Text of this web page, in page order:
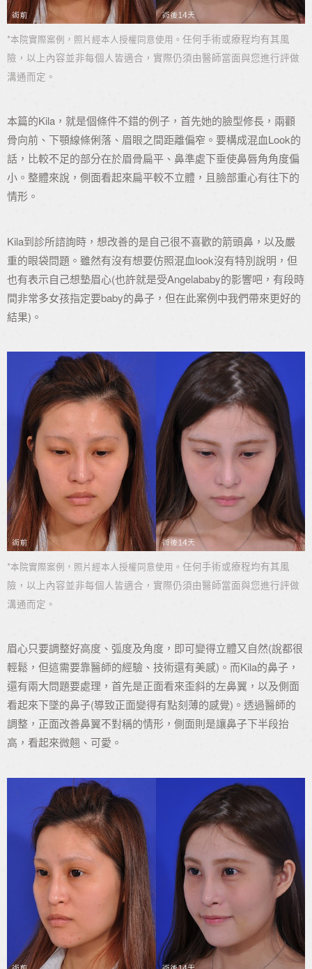
*本院實際案例，照片經本人授權同意使用。 任何手術或療程均有其風
險，以上內容並非每個人皆適合，實際仍須由醫師當面與您進行評做
溝通而定。
本篇的Kila，就是個條件不錯的例子，首先她的臉型修長，兩顴
骨向前、下顎線條俐落、眉眼之間距離偏窄。要構成混血Look的
話，比較不足的部分在於眉骨扁平、鼻準處下垂使鼻唇角角度偏
小。整體來說，側面看起來扁平較不立體，且臉部重心有往下的
情形。
Kila到診所諮詢時，想改善的是自己很不喜歡的箭頭鼻，以及嚴
重的眼袋問題。雖然有沒有想要仿照混血look沒有特別說明，但
也有表示自己想墊眉心(也許就是受Angelababy的影響吧，有段時
間非常多女孩指定要baby的鼻子，但在此案例中我們帶來更好的
結果)。
*本院實際案例，照片經本人授權同意使用。 任何手術或療程均有其風
險，以上內容並非每個人皆適合，實際仍須由醫師當面與您進行評做
溝通而定。
眉心只要調整好高度、弧度及角度，即可變得立體又自然(說都很
輕鬆，但這需要靠醫師的經驗、技術還有美感)。而Kila的鼻子，
還有兩大問題要處理，首先是正面看來歪斜的左鼻翼，以及側面
看起來下墜的鼻子(導致正面變得有點刻薄的感覺)。透過醫師的
調整，正面改善鼻翼不對稱的情形，側面則是讓鼻子下半段抬
高，看起來微翹、可愛。